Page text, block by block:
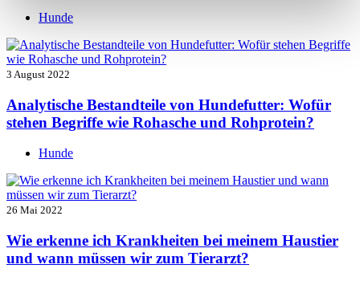
Hunde
3 August 2022
Analytische Bestandteile von Hundefutter: Wofür
stehen Begriffe wie Rohasche und Rohprotein?
Hunde
26 Mai 2022
Wie erkenne ich Krankheiten bei meinem Haustier
und wann müssen wir zum Tierarzt?